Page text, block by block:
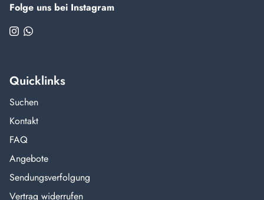
Folge uns bei Instagram
Quicklinks
Suchen
Kontakt
FAQ
Angebote
Sendungsverfolgung
Vertrag widerrufen